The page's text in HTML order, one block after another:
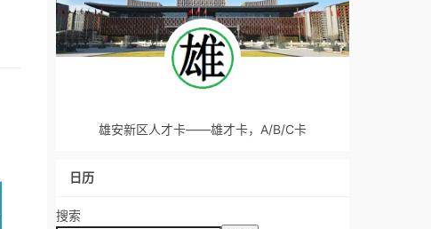
雄安新区人才卡——雄才卡，A/B/C卡
日历
搜索